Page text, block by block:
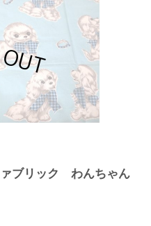
ブリック わんちゃん